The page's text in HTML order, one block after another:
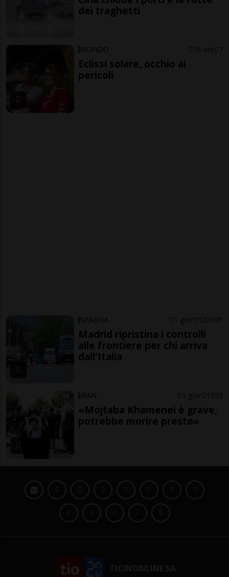
dei traghetti
MONDO 16 ore 7
Eclissi solare, occhio ai
pericoli
SPAGNA 1 gior 12 101
Madrid ripristina i controlli
alle frontiere per chi arriva
dall'Italia
IRAN 1 gior 1 53
«Mojtaba Khamenei è grave,
potrebbe morire presto»